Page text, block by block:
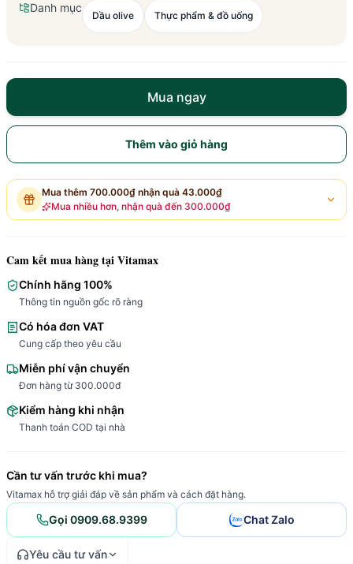
Danh mục
Dầu olive Thực phẩm & đồ uống
Mua ngay
Thêm vào giỏ hàng
Mua thêm 700.000₫ nhận quà 43.000₫
Mua nhiều hơn, nhận quà đến 300.000₫
Cam kết mua hàng tại Vitamax
Chính hãng 100%
Thông tin nguồn gốc rõ ràng
Có hóa đơn VAT
Cung cấp theo yêu cầu
Miễn phí vận chuyển
Đơn hàng từ 300.000đ
Kiểm hàng khi nhận
Thanh toán COD tại nhà
Cần tư vấn trước khi mua?
Vitamax hỗ trợ giải đáp về sản phẩm và cách đặt hàng.
Gọi 0909.68.9399 Chat Zalo
Yêu cầu tư vấn